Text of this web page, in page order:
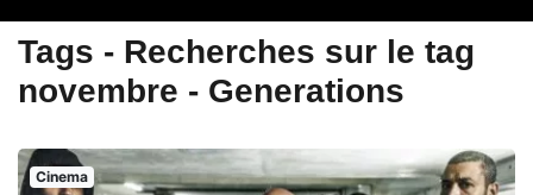
Tags - Recherches sur le tag
novembre - Generations
Cinema